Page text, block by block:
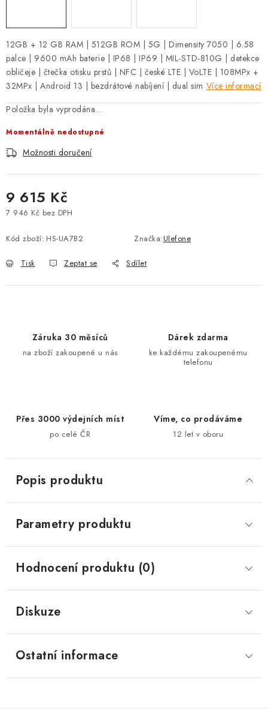
12GB + 12 GB RAM | 512GB ROM | 5G | Dimensity 7050 | 6.58
palce | 9600 mAh baterie | IP68 | IP69 | MIL-STD-810G | detekce
obličeje | čtečka otisku prstů | NFC | české LTE | VoLTE | 108MPx +
32MPx | Android 13 | bezdrátové nabíjení | dual sim Více informací
Položka byla vyprodána…
Momentálně nedostupné
Možnosti doručení
9 615 Kč
7 946 Kč bez DPH
Kód zboží: HS-UA7B2 Značka:Ulefone
Tisk Zeptat se Sdílet
Záruka 30 měsíců
na zboží zakoupené u nás
Dárek zdarma
ke každému zakoupenému
telefonu
Přes 3000 výdejních míst
po celé ČR
Víme, co prodáváme
12 let v oboru
Popis produktu
Parametry produktu
Hodnocení produktu (0)
Diskuze
Ostatní informace